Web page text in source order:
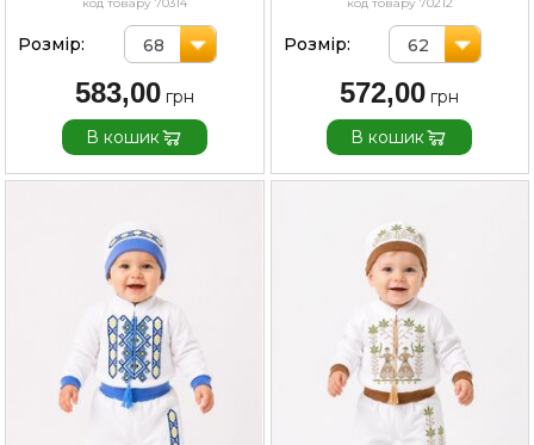
Розмір: 68
583,00
В кошик
Розмір: 62
572,00
В кошик